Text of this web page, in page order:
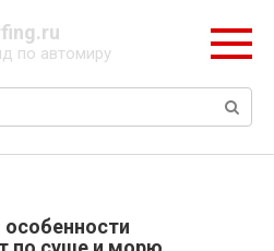
по автомиру
особенности